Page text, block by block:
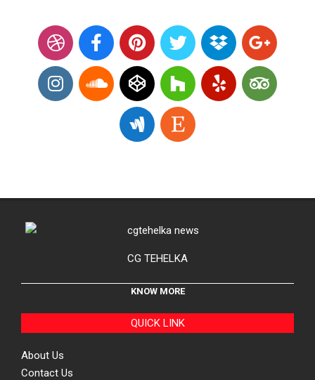
CG TEHELKA
KNOW MORE
QUICK LINK
About Us
Contact Us